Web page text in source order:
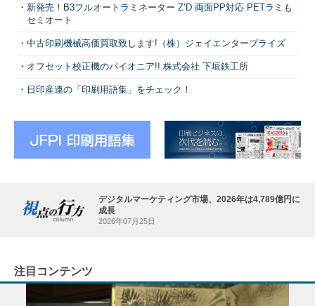
新発売！B3フルオートラミネーター Z’D 両面PP対応 PETラミも
セミオート
中古印刷機械高価買取致します!（株）ジェイエンタープライズ
オフセット校正機のパイオニア!! 株式会社 下垣鉄工所
日印産連の「印刷用語集」をチェック！
デジタルマーケティング市場、2026年は4,789億円に
成長
2026年07月25日
注目コンテンツ